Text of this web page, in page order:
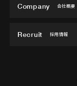
Company 会社概要
Recruit 採用情報